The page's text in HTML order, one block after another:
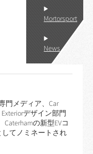
Mortorsport
News
門メディア、Car
デザイン部門
の新型EVコ
してノミネートされ